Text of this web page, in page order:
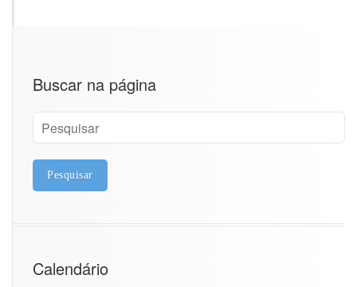
Buscar na página
Calendário